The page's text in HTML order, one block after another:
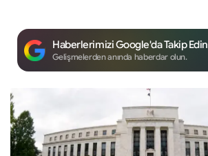
Haberlerimizi Google'da Takip Edin
Gelişmelerden anında haberdar olun.